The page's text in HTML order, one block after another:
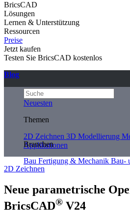
BricsCAD
Lösungen
Lernen & Unterstützung
Ressourcen
Preise
Jetzt kaufen
Testen Sie BricsCAD kostenlos
Blog
Neuesten
Themen
2D Zeichnen 3D Modellierung
Applikationen
Branchen
Bau Fertigung & Mechanik Bau-
2D Zeichnen
Neue parametrische
BricsCAD® V24